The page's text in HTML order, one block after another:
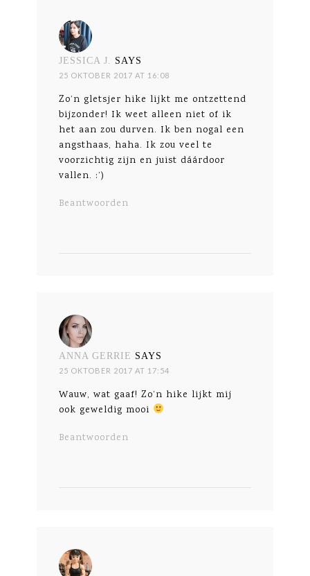
JESSICA J. SAYS
25 OKTOBER 2017 AT 16:08
Zo’n gletsjer hike lijkt me ontzettend
bijzonder! Ik weet alleen niet of ik
het aan zou durven. Ik ben nogal een
angsthaas, haha. Ik zou veel te
voorzichtig zijn en juist dáárdoor
vallen. :’)
Beantwoorden
ANNA GERRIE SAYS
25 OKTOBER 2017 AT 17:54
Wauw, wat gaaf! Zo’n hike lijkt mij
ook geweldig mooi
Beantwoorden